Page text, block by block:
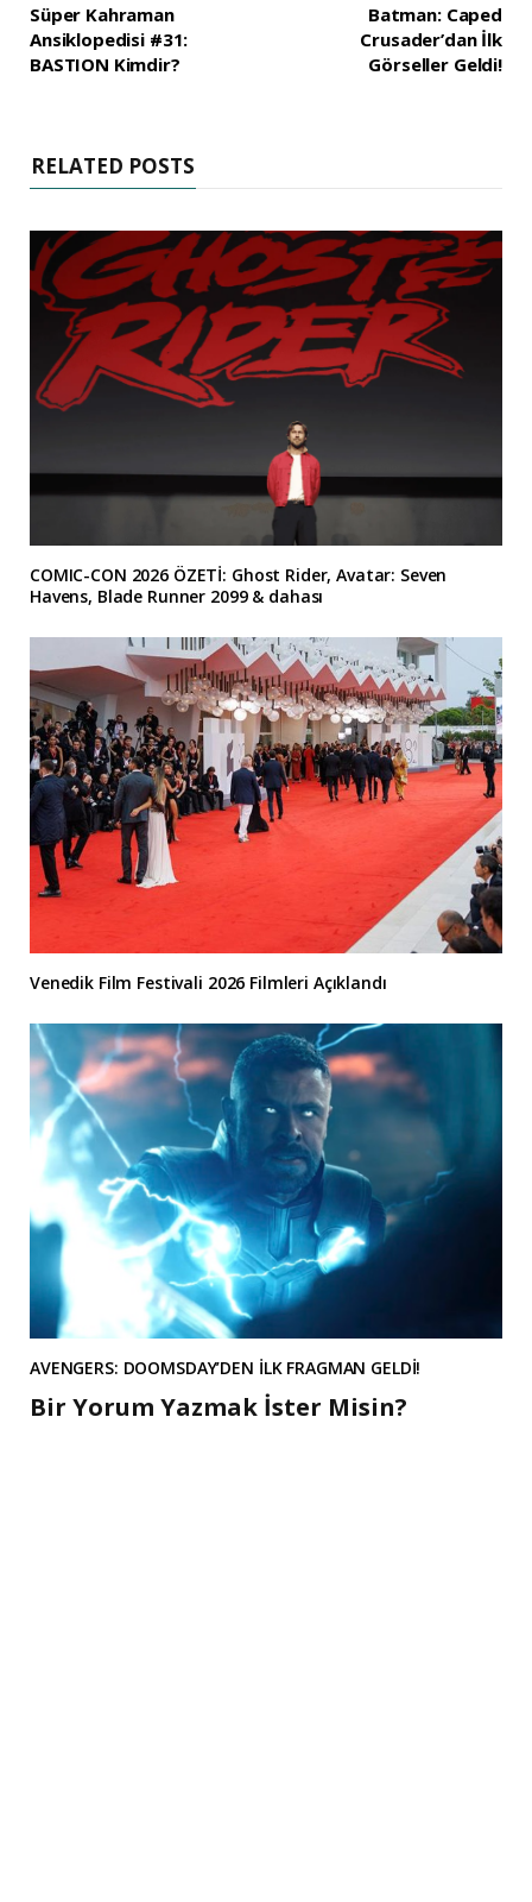
Süper Kahraman
Ansiklopedisi #31:
BASTION Kimdir?
Batman: Caped
Crusader’dan İlk
Görseller Geldi!
RELATED POSTS
COMIC-CON 2026 ÖZETİ: Ghost Rider, Avatar: Seven
Havens, Blade Runner 2099 & dahası
Venedik Film Festivali 2026 Filmleri Açıklandı
AVENGERS: DOOMSDAY’DEN İLK FRAGMAN GELDİ!
Bir Yorum Yazmak İster Misin?